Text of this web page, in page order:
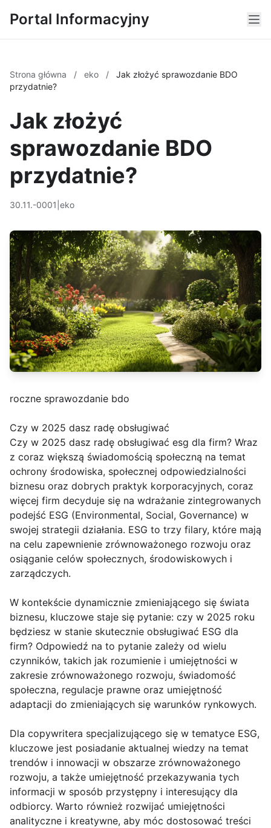
Portal Informacyjny
Strona główna / eko /
Jak złożyć sprawozdanie BDO
przydatnie?
Jak złożyć
sprawozdanie BDO
przydatnie?
30.11.-0001 eko
roczne sprawozdanie bdo
Czy w 2025 dasz radę obsługiwać
Czy w 2025 dasz radę obsługiwać esg dla firm? Wraz
z coraz większą świadomością społeczną na temat
ochrony środowiska, społecznej odpowiedzialności
biznesu oraz dobrych praktyk korporacyjnych, coraz
więcej firm decyduje się na wdrażanie zintegrowanych
podejść ESG (Environmental, Social, Governance) w
swojej strategii działania. ESG to trzy filary, które mają
na celu zapewnienie zrównoważonego rozwoju oraz
osiąganie celów społecznych, środowiskowych i
zarządczych.
W kontekście dynamicznie zmieniającego się świata
biznesu, kluczowe staje się pytanie: czy w 2025 roku
będziesz w stanie skutecznie obsługiwać ESG dla
firm? Odpowiedź na to pytanie zależy od wielu
czynników, takich jak rozumienie i umiejętności w
zakresie zrównoważonego rozwoju, świadomość
społeczna, regulacje prawne oraz umiejętność
adaptacji do zmieniających się warunków rynkowych.
Dla copywritera specjalizującego się w tematyce ESG,
kluczowe jest posiadanie aktualnej wiedzy na temat
trendów i innowacji w obszarze zrównoważonego
rozwoju, a także umiejętność przekazywania tych
informacji w sposób przystępny i interesujący dla
odbiorcy. Warto również rozwijać umiejętności
analityczne i kreatywne, aby móc dostosować treści